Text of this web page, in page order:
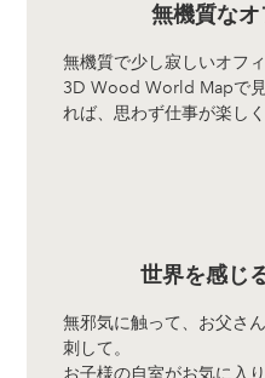
無機質な
無機質で少し寂しいオフ
3D Wood World Mapで
れば、思わず仕事が楽しく
世界を感じ
無邪気に触って、お父さ
刺して。
お子様の自室がお気に入り